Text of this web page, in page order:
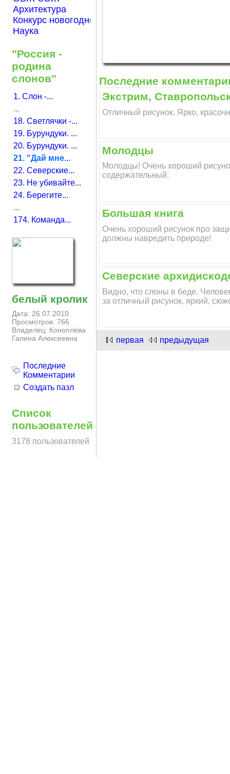
Архитектура
Конкурс новогодней открытки "Нарисуем Новый
Наука
"Россия -
родина
слонов"
1. Слон -...
...
18. Светлячки -...
19. Бурундуки. ...
20. Бурундуки. ...
21. "Дай мне...
22. Северские...
23. Не убивайте...
24. Берегите...
...
174. Команда...
белый кролик
Дата: 26.07.2010
Просмотров: 766
Владелец: Коноплёва
Галина Алексеевна
Последние
Комментарии
Создать пазл
Список
пользователей
3178 пользователей
Последние
Экстрим,
Отличный рисунок. Ярко,
Молодцы
Молодцы! Очень хороший
содержательный.
Большая книга
Очень хороший рисунок про
должны навредить природе!
Северские
Видно, что слоны в беде.
за отличный рисунок, яркий,
первая предыдущая